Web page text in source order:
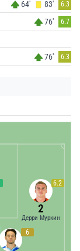
64' 83' 6.3
76' 6.7
76' 6.3
6.2
2
Дерри Муркин
6